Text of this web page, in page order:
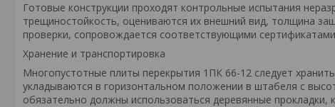
Готовые конструкции проходят контрольные испытания
трещиностойкость, оцениваются их внешний вид, толщина
проверки, сопровождается соответствующими
Хранение и транспортировка
Многопустотные плиты перекрытия 1ПК 66-12 следует
укладываются в горизонтальном положении в штабеля с
обязательно должны использоваться деревянные